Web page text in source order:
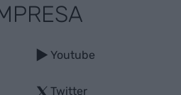
Youtube
Twitter